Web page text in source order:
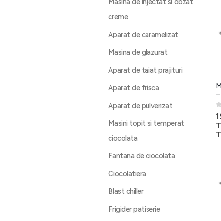
–
0
Masina de injectat si dozat
creme
Aparat de caramelizat
Masina de glazurat
Aparat de taiat prajituri
Aparat de frisca
Aparat de pulverizat
Masini topit si temperat
ciocolata
Fantana de ciocolata
Ciocolatiera
Blast chiller
Frigider patiserie